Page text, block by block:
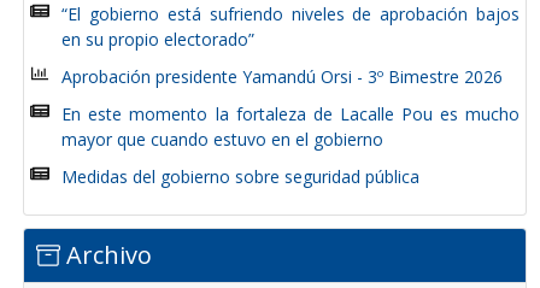
“El gobierno está sufriendo niveles de aprobación bajos
en su propio electorado”
Aprobación presidente Yamandú Orsi - 3º Bimestre 2026
En este momento la fortaleza de Lacalle Pou es mucho
mayor que cuando estuvo en el gobierno
Medidas del gobierno sobre seguridad pública
Archivo